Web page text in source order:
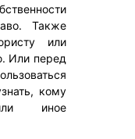
Также
или
Или перед
кому
иное